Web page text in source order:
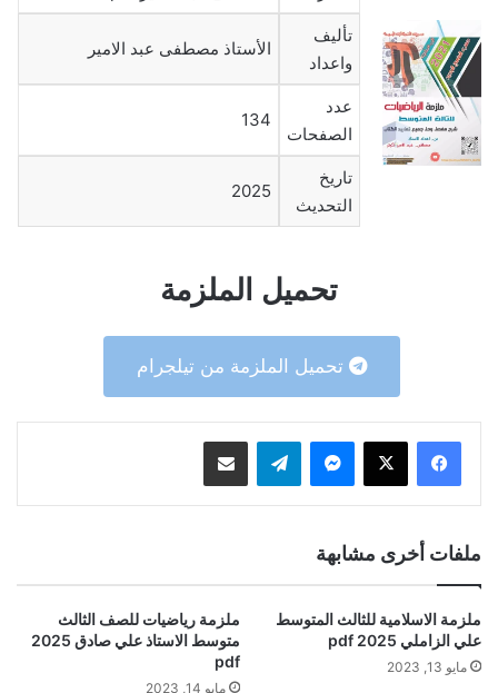
تأليف
واعداد
الأستاذ مصطفى عبد الامير
عدد
الصفحات
134
تاريخ
التحديث
2025
تحميل الملزمة
تحميل الملزمة من تيلجرام
ماسنجر تيلقرام مشاركة عبر البريد
ملفات أخرى مشابهة
ملزمة الاسلامية للثالث المتوسط
علي الزاملي 2025 pdf
مايو 13, 2023
ملزمة رياضيات للصف الثالث
متوسط الاستاذ علي صادق 2025
pdf
مايو 14, 2023